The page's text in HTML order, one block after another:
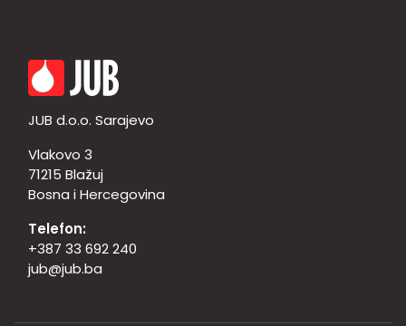
JUB d.o.o. Sarajevo
Vlakovo 3
71215 Blažuj
Bosna i Hercegovina
Telefon:
+387 33 692 240
jub@jub.ba